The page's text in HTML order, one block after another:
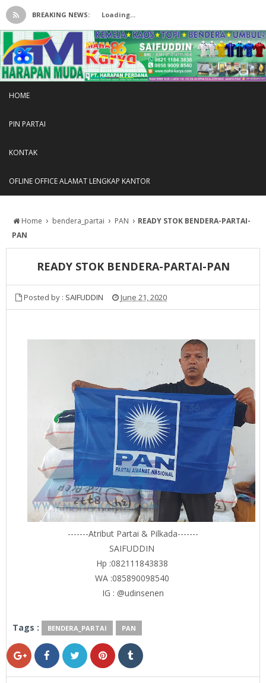
BREAKING NEWS: Loading...
HOME
PIN PARTAI
KONTAK
OFLINE OFFICE ALAMAT LENGKAP KANTOR
Home › bendera_partai › PAN › READY STOK BENDERA-PARTAI-
PAN
READY STOK BENDERA-PARTAI-PAN
Posted by : SAIFUDDIN June 21, 2020
-------Atribut Partai & Pilkada-------
SAIFUDDIN
Hp :082111843838
WA :085890098540
IG : @udinsenen
Tags : BENDERA_PARTAI PAN